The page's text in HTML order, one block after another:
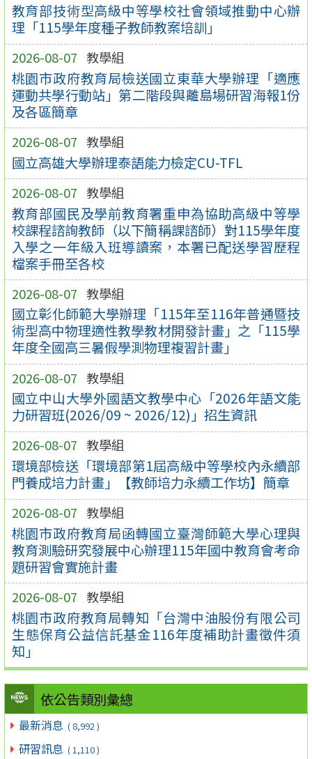
教育部技術型高級中等學校社會領域推動中心辦
理「115學年度種子教師教案培訓」
2026-08-07 教學組
桃園市政府教育局檢送國立東華大學辦理「適應
運動共學行動站」第二階段與離島場研習海報1份
及各區簡章
2026-08-07 教學組
國立高雄大學辦理泰語能力檢定CU-TFL
2026-08-07 教學組
教育部國民及學前教育署重申為協助高級中等學
校課程諮詢教師（以下簡稱課諮師）對115學年度
入學之一年級入班導讀案，本署已配送學習歷程
檔案手冊至各校
2026-08-07 教學組
國立彰化師範大學辦理「115年至116年普通暨技
術型高中物理適性教學教材開發計畫」之「115學
年度全國高三暑假學測物理複習計畫」
2026-08-07 教學組
國立中山大學外國語文教學中心「2026年語文能
力研習班(2026/09 ~ 2026/12)」招生資訊
2026-08-07 教學組
環境部檢送「環境部第1屆高級中等學校內永續部
門養成培力計畫」【教師培力永續工作坊】簡章
2026-08-07 教學組
桃園市政府教育局函轉國立臺灣師範大學心理與
教育測驗研究發展中心辦理115年國中教育會考命
題研習會實施計畫
2026-08-07 教學組
桃園市政府教育局轉知「台灣中油股份有限公司
生態保育公益信託基金116年度補助計畫徵件須
知」
依公告類別彙總
最新消息 ( 8,992 )
研習訊息 ( 1,110 )